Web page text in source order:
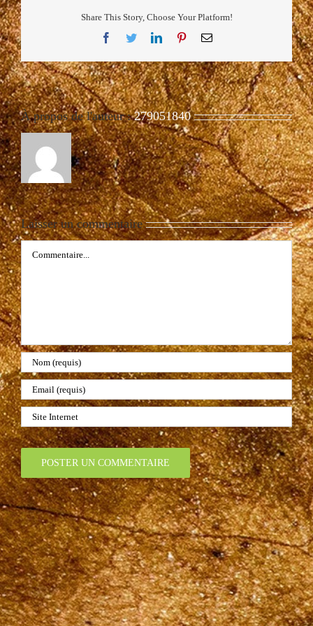
Share This Story, Choose Your Platform!
Facebook
TwitterLinkedInPinterestEmail
À propos de l'auteur :279051840
Laisser un commentaire
Commentaire